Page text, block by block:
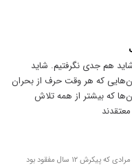
هم جدی نگرفتیم. شاید
که هر وقت حرف از بحران
که بیشتر از همه تلاش
۱۲ سال مفقود بود